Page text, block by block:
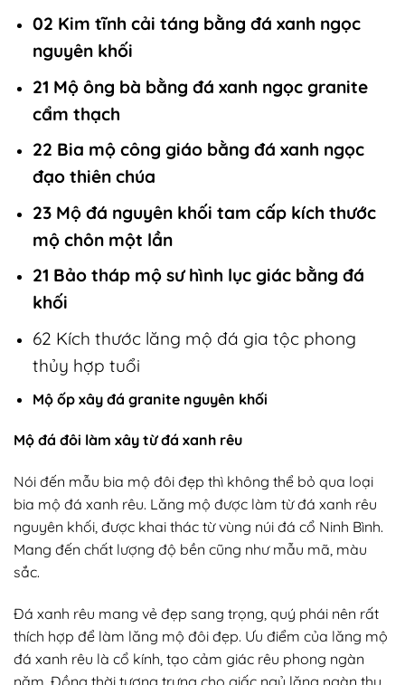
02 Kim tĩnh cải táng bằng đá xanh ngọc
nguyên khối
21 Mộ ông bà bằng đá xanh ngọc granite
cẩm thạch
22 Bia mộ công giáo bằng đá xanh ngọc
đạo thiên chúa
23 Mộ đá nguyên khối tam cấp kích thước
mộ chôn một lần
21 Bảo tháp mộ sư hình lục giác bằng đá
khối
62 Kích thước lăng mộ đá gia tộc phong
thủy hợp tuổi
Mộ ốp xây đá granite nguyên khối
Mộ đá đôi làm xây từ đá xanh rêu
Nói đến mẫu bia mộ đôi đẹp thì không thể bỏ qua loại
bia mộ đá xanh rêu. Lăng mộ được làm từ đá xanh rêu
nguyên khối, được khai thác từ vùng núi đá cổ Ninh Bình.
Mang đến chất lượng độ bền cũng như mẫu mã, màu
sắc.
Đá xanh rêu mang vẻ đẹp sang trọng, quý phái nên rất
thích hợp để làm lăng mộ đôi đẹp. Ưu điểm của lăng mộ
đá xanh rêu là cổ kính, tạo cảm giác rêu phong ngàn